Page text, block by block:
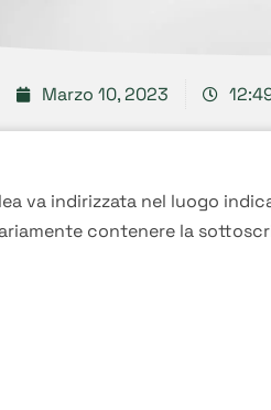
Marzo 10, 2023
va indirizzata nel luogo
contenere la